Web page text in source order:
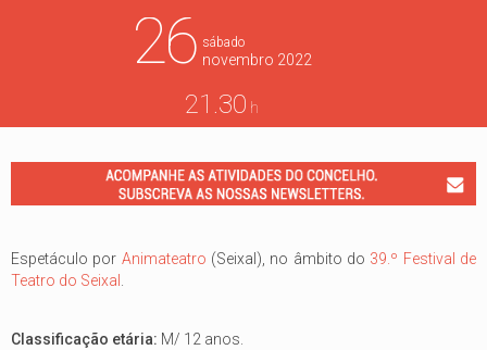
26 sábado
novembro 2022
21.30 h
Espetáculo por Animateatro (Seixal), no âmbito do 39.º Festival de
Teatro do Seixal
Classificação etária: M/ 12 anos.